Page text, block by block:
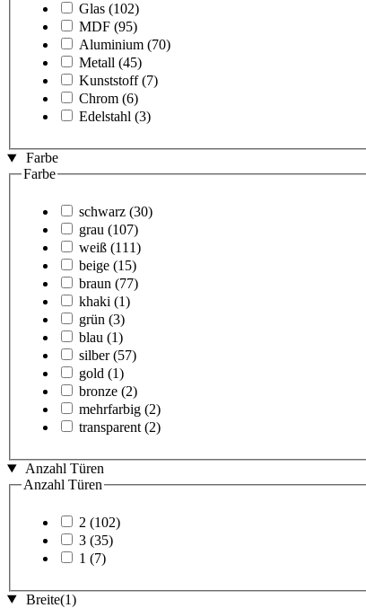
Glas (102)
MDF (95)
Aluminium (70)
Metall (45)
Kunststoff (7)
Chrom (6)
Edelstahl (3)
Farbe
Farbe
schwarz (30)
grau (107)
weiß (111)
beige (15)
braun (77)
khaki (1)
grün (3)
blau (1)
silber (57)
gold (1)
bronze (2)
mehrfarbig (2)
transparent (2)
Anzahl Türen
Anzahl Türen
2 (102)
3 (35)
1 (7)
Breite(1)